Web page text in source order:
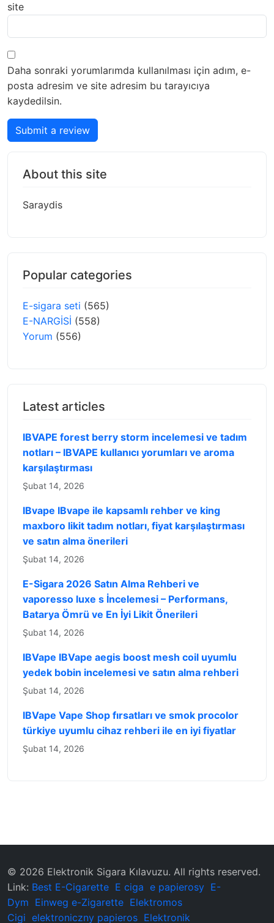
site
Daha sonraki yorumlarımda kullanılması için adım, e-
posta adresim ve site adresim bu tarayıcıya
kaydedilsin.
Submit a review
About this site
Saraydis
Popular categories
E-sigara seti (565)
E-NARGİSİ (558)
Yorum (556)
Latest articles
IBVAPE forest berry storm incelemesi ve tadım
notları – IBVAPE kullanıcı yorumları ve aroma
karşılaştırması
Şubat 14, 2026
IBvape IBvape ile kapsamlı rehber ve king
maxboro likit tadım notları, fiyat karşılaştırması
ve satın alma önerileri
Şubat 14, 2026
E-Sigara 2026 Satın Alma Rehberi ve
vaporesso luxe s İncelemesi – Performans,
Batarya Ömrü ve En İyi Likit Önerileri
Şubat 14, 2026
IBVape IBVape aegis boost mesh coil uyumlu
yedek bobin incelemesi ve satın alma rehberi
Şubat 14, 2026
IBVape Vape Shop fırsatları ve smok procolor
türkiye uyumlu cihaz rehberi ile en iyi fiyatlar
Şubat 14, 2026
© 2026 ‌Elektronik Sigara Kılavuzu‌. All rights reserved.
Link: Best E-Cigarette E ciga e papierosy E-
Dym Einweg e-Zigarette Elektromos
Cigi elektroniczny papieros Elektronik